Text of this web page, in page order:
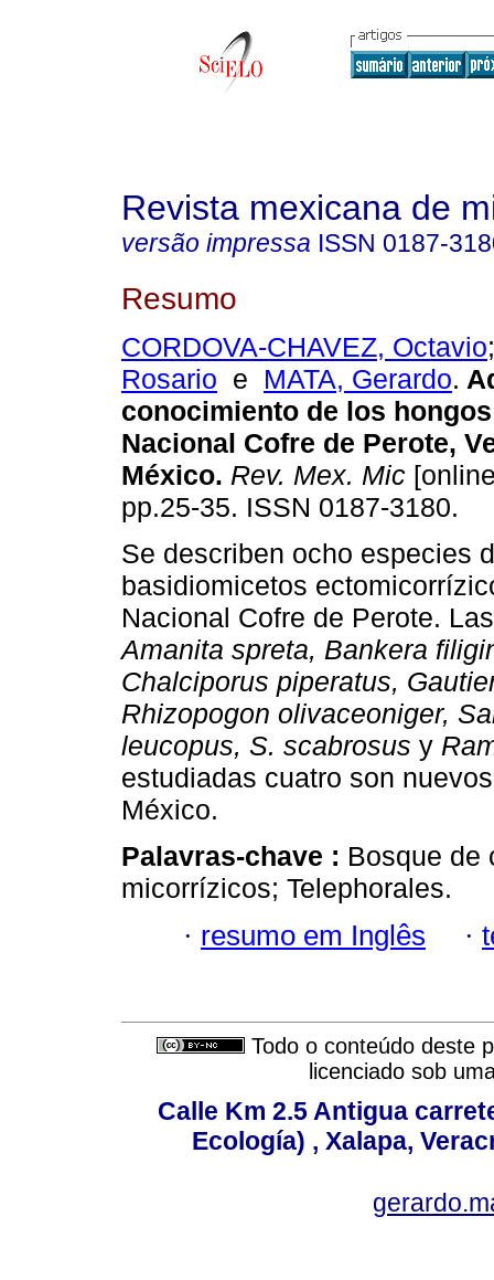
Revista mexicana de
versão impressa ISSN 0187-
Resumo
CORDOVA-CHAVEZ, Octavio
Rosario e MATA, Gerardo.
conocimiento de los
Nacional Cofre de Perote,
México. Rev. Mex. Mic
pp.25-35. ISSN 0187-3180.
Se describen ocho especies
basidiomicetos
Nacional Cofre de Perote.
Amanita spreta, Bankera
Chalciporus piperatus,
Rhizopogon olivaceoniger,
leucopus, S. scabrosus y
estudiadas cuatro son
México.
Palavras-chave : Bosque de
micorrízicos; Telephorales.
· resumo em Inglês ·
Todo o conteúdo deste
licenciado sob
Calle Km 2.5 Antigua
Ecología) , Xalapa,